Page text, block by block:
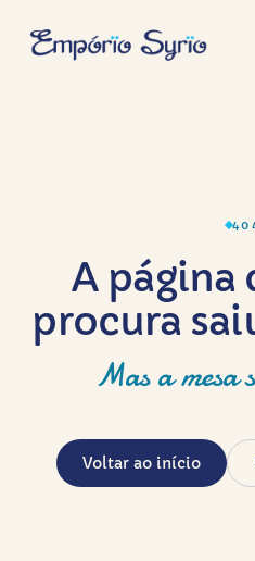
A página
procura
Mas a mesa
Voltar ao início